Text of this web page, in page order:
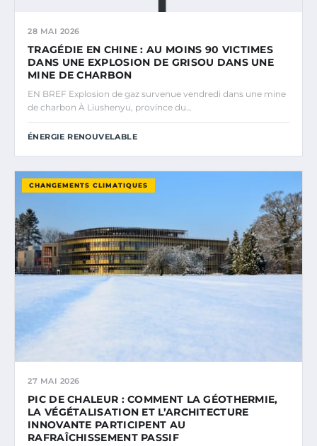
28 MAI 2026
TRAGÉDIE EN CHINE : AU MOINS 90 VICTIMES
DANS UNE EXPLOSION DE GRISOU DANS UNE
MINE DE CHARBON
EN BREF Explosion de gaz survenue vendredi dans une mine
de charbon À Liushenyu, province du…
ÉNERGIE RENOUVELABLE
CHANGEMENTS CLIMATIQUES
27 MAI 2026
PIC DE CHALEUR : COMMENT LA GÉOTHERMIE,
LA VÉGÉTALISATION ET L’ARCHITECTURE
INNOVANTE PARTICIPENT AU
RAFRAÎCHISSEMENT PASSIF